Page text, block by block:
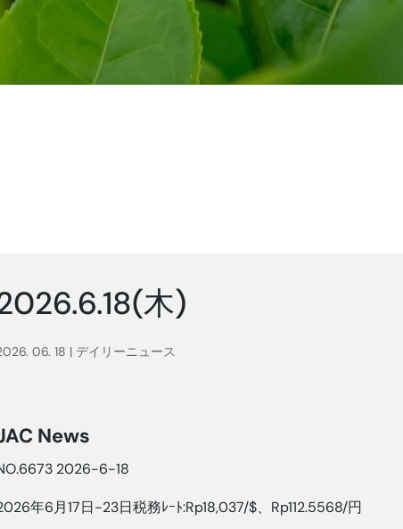
木)
06. 18 | デイリーニュース
News
2026-6-18
年6月17日-23日税務ﾚｰﾄ:Rp18,037/$、Rp112.5568/円